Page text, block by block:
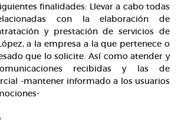
finalidades: Llevar a cabo todas
con la elaboración de
y prestación de servicios de
a la empresa a la que pertenece o
que lo solicite. Así como atender y
recibidas y las de
-mantener informado a los usuarios